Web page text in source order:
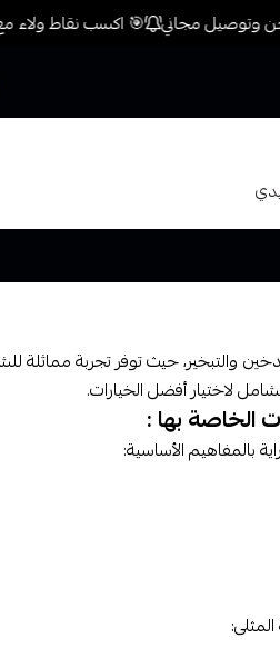
🎯 اكسب نقاط ولاء مع
والتبخير، حيث توفر تجربة
لاختيار أفضل الخيارات.
الخاصة بها :
بالمفاهيم الأساسية: